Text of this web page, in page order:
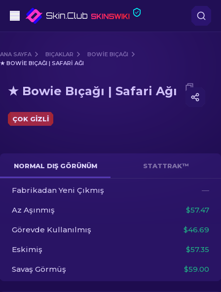
Orta seviye
Tüfek
Dürbünlü Tüfek
Eldiven
Kasalar
Diğer
ANA SAYFA BIÇAKLAR
BOWIE BIÇAĞI
★ BOWIE BIÇAĞI | SAFARI AĞI
Media of ★ Bowie Bıçağı | Safari Ağı
★ Bowie Bıçağı | Safari Ağı
ÇOK GIZLI
NORMAL DIŞ GÖRÜNÜM STATTRAK™
Fabrikadan Yeni Çıkmış —
Az Aşınmış $57.47
Görevde Kullanılmış $46.69
Eskimiş $57.35
Savaş Görmüş $59.00